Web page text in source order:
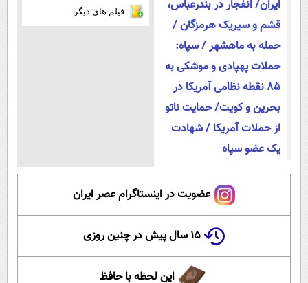
ایران/ انفجار در بندرعباس،
قشم و سیریک هرمزگان /
حمله به ماهشهر / سپاه:
حملات پهپادی و موشکی به
85 نقطه نظامی آمریکا در
بحرین و کویت/ حمایت ناتو
از حملات آمریکا / شهادت
یک عضو سپاه
فیلم های دیگر
عضویت در اینستاگرام عصر ایران
۱۵ سال پیش در چنین روزی
این لحظه با حافظ